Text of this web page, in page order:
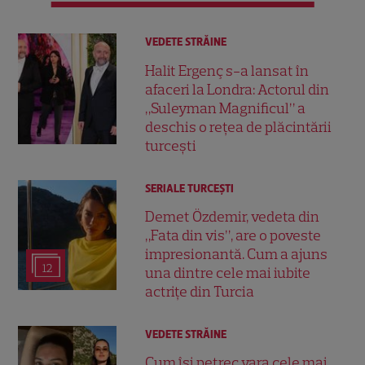
VEDETE STRĂINE
Halit Ergenç s-a lansat în
afaceri la Londra: Actorul din
„Suleyman Magnificul” a
deschis o rețea de plăcintării
turcești
12
SERIALE TURCEŞTI
Demet Özdemir, vedeta din
„Fata din vis”, are o poveste
impresionantă. Cum a ajuns
una dintre cele mai iubite
actrițe din Turcia
VEDETE STRĂINE